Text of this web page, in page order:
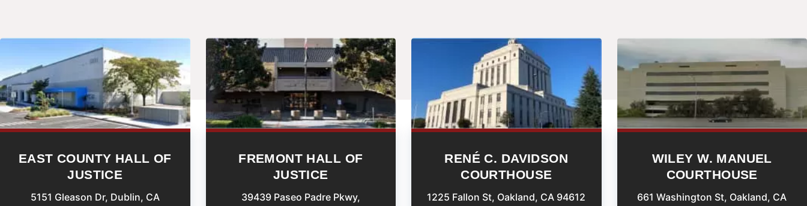
EAST COUNTY HALL OF
JUSTICE
5151 Gleason Dr, Dublin, CA
FREMONT HALL OF
JUSTICE
39439 Paseo Padre Pkwy,
RENÉ C. DAVIDSON
COURTHOUSE
1225 Fallon St, Oakland, CA 94612
WILEY W. MANUEL
COURTHOUSE
661 Washington St, Oakland, CA